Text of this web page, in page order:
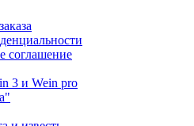
соглашение
3 и Wein pro